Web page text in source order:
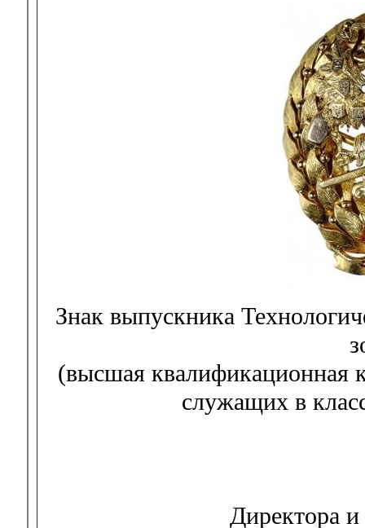
Знак выпускника
(высшая квалификационная
служащих в
Директора